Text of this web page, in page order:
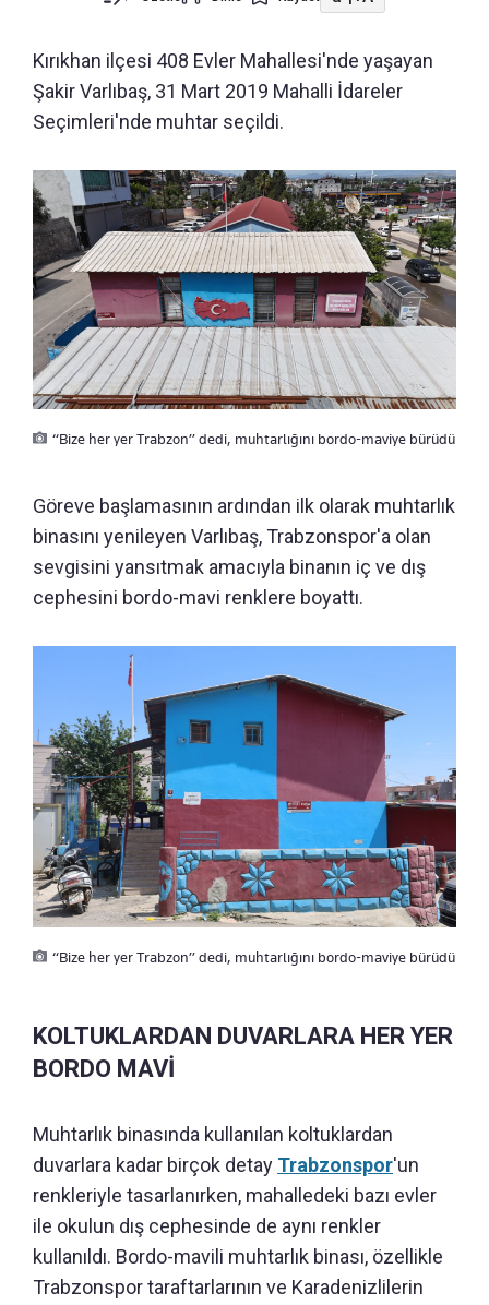
Kırıkhan ilçesi 408 Evler Mahallesi'nde yaşayan
Şakir Varlıbaş, 31 Mart 2019 Mahalli İdareler
Seçimleri'nde muhtar seçildi.
“Bize her yer Trabzon” dedi, muhtarlığını bordo-maviye bürüdü
Göreve başlamasının ardından ilk olarak muhtarlık
binasını yenileyen Varlıbaş, Trabzonspor'a olan
sevgisini yansıtmak amacıyla binanın iç ve dış
cephesini bordo-mavi renklere boyattı.
“Bize her yer Trabzon” dedi, muhtarlığını bordo-maviye bürüdü
KOLTUKLARDAN DUVARLARA HER YER
BORDO MAVİ
Muhtarlık binasında kullanılan koltuklardan
duvarlara kadar birçok detay Trabzonspor'un
renkleriyle tasarlanırken, mahalledeki bazı evler
ile okulun dış cephesinde de aynı renkler
kullanıldı. Bordo-mavili muhtarlık binası, özellikle
Trabzonspor taraftarlarının ve Karadenizlilerin